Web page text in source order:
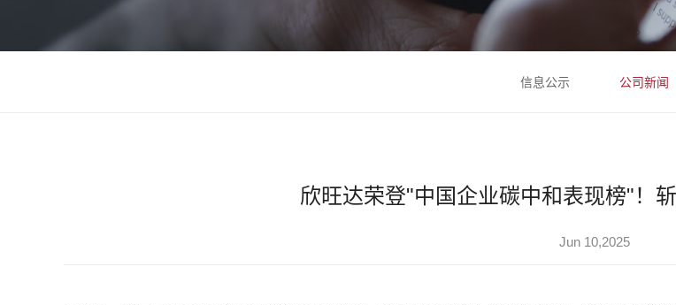
信息公示 公司新闻
欣旺达荣登"中国企业碳中和表现榜"！
Jun 10,2025